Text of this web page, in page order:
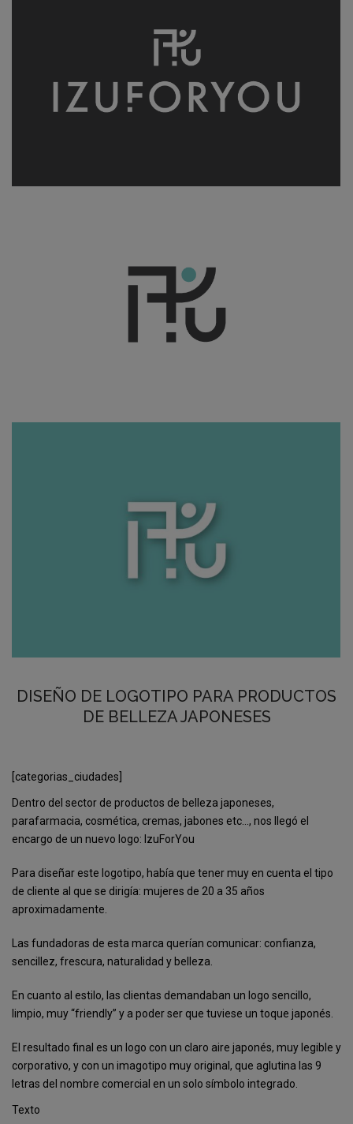
DISEÑO DE LOGOTIPO PARA PRODUCTOS
DE BELLEZA JAPONESES
[categorias_ciudades]
Dentro del sector de productos de belleza japoneses,
parafarmacia, cosmética, cremas, jabones etc…, nos llegó el
encargo de un nuevo logo: IzuForYou
Para diseñar este logotipo, había que tener muy en cuenta el tipo
de cliente al que se dirigía: mujeres de 20 a 35 años
aproximadamente.
Las fundadoras de esta marca querían comunicar: confianza,
sencillez, frescura, naturalidad y belleza.
En cuanto al estilo, las clientas demandaban un logo sencillo,
limpio, muy “friendly” y a poder ser que tuviese un toque japonés.
El resultado final es un logo con un claro aire japonés, muy legible y
corporativo, y con un imagotipo muy original, que aglutina las 9
letras del nombre comercial en un solo símbolo integrado.
Texto